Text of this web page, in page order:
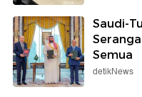
Saudi-
Semua
detikNews